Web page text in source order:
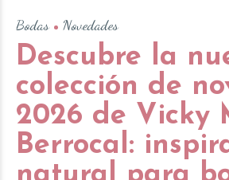
Bodas Novedades
Descubre la
colección de
2026 de Vicky
Berrocal: